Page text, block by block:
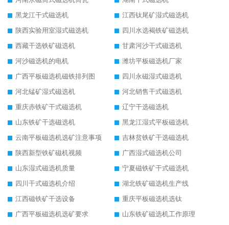
黑龙江干式磁选机
江西钛尾矿湿式磁选机
陕西实验用室湿式磁选机
四川水选褐铁矿磁选机
西藏干选铁矿磁选机
甘肃河沙干式磁选机
河沙磁选机的电机
潍坊平板磁选机厂家
广西平板磁选机磁铁排列图
四川永磁湿式磁选机
河北锰矿湿式磁选机
河北销售干式磁选机
重庆赤铁矿干式磁选机
辽宁干选磁选机
山东铁矿干选磁选机
黑龙江湿式平板磁选机
云南平板磁选机选矿注意事项
吉林贫铁矿干选磁选机
陕西新型铁矿磁机视频
广西湿式磁选机公司
山东湿式磁选机质量
宁夏磁铁矿干式磁选机
四川干式磁选机介绍
湖北铁矿磁选机生产线
江西磁铁矿干选设备
重庆平板磁选机选钛
广西平板磁选机选矿要求
山东铁矿磁选机工作原理